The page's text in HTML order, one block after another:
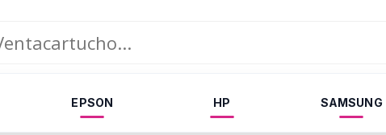
EPSON HP SAMSUNG